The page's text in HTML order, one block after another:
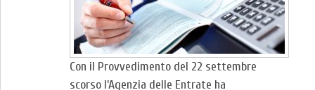
Con il Provvedimento del 22 settembre
scorso l’Agenzia delle Entrate ha